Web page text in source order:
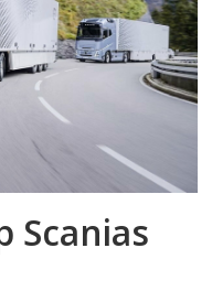
Scanias